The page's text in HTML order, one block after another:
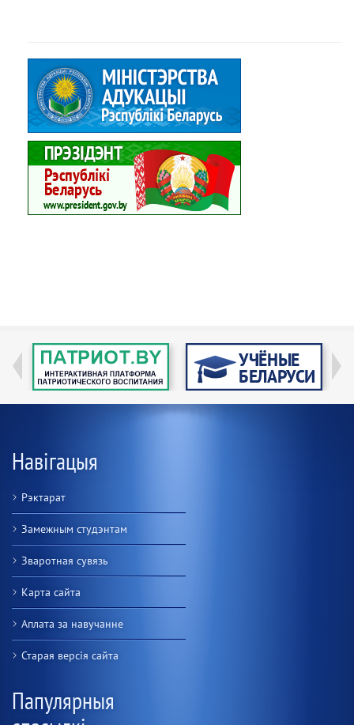
Навігацыя
Рэктарат
Замежным студэнтам
Зваротная сувязь
Карта сайта
Аплата за навучанне
Старая версiя сайта
Папулярныя